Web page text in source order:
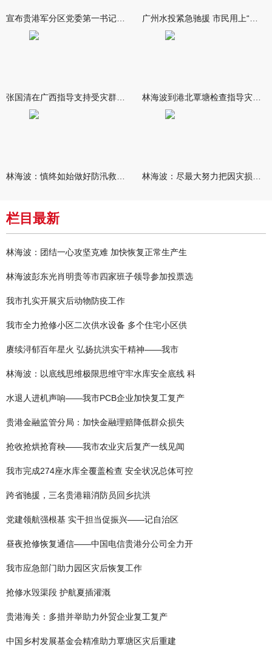
栏目最新
林海波：团结一心攻坚克难 加快恢复正常生产生
林海波彭东光肖明贵等市四家班子领导参加投票选
我市扎实开展灾后动物防疫工作
我市全力抢修小区二次供水设备 多个住宅小区供
赓续浔郁百年星火 弘扬抗洪实干精神——我市
林海波：以底线思维极限思维守牢水库安全底线 科
水退人进机声响——我市PCB企业加快复工复产
贵港金融监管分局：加快金融理赔降低群众损失
抢收抢烘抢育秧——我市农业灾后复产一线见闻
我市完成274座水库全覆盖检查 安全状况总体可控
跨省驰援，三名贵港籍消防员回乡抗洪
党建领航强根基 实干担当促振兴——记自治区
昼夜抢修恢复通信——中国电信贵港分公司全力开
我市应急部门助力园区灾后恢复工作
抢修水毁渠段 护航夏插灌溉
贵港海关：多措并举助力外贸企业复工复产
中国乡村发展基金会精准助力覃塘区灾后重建